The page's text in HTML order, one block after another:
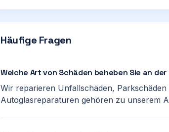
Häufige Fragen
Welche Art von Schäden beheben Sie an
Wir reparieren Unfallschäden,
Autoglasreparaturen gehören zu unserem